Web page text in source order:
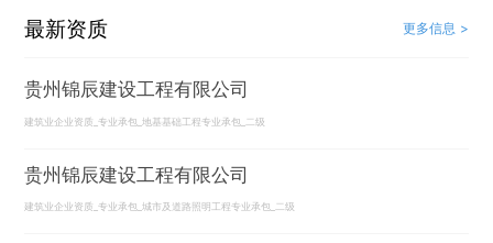
最新资质 更多信息 >
贵州锦辰建设工程有限公司
建筑业企业资质_专业承包_地基基础工程专业承包_二级
贵州锦辰建设工程有限公司
建筑业企业资质_专业承包_城市及道路照明工程专业承包_二级